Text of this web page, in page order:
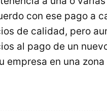
con ese pago a
de calidad, pero
al pago de un
en una